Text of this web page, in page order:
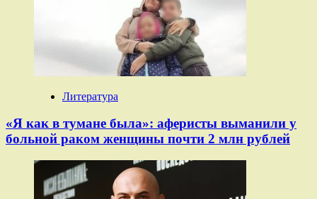
Литература
«Я как в тумане была»: аферисты выманили у
больной раком женщины почти 2 млн рублей